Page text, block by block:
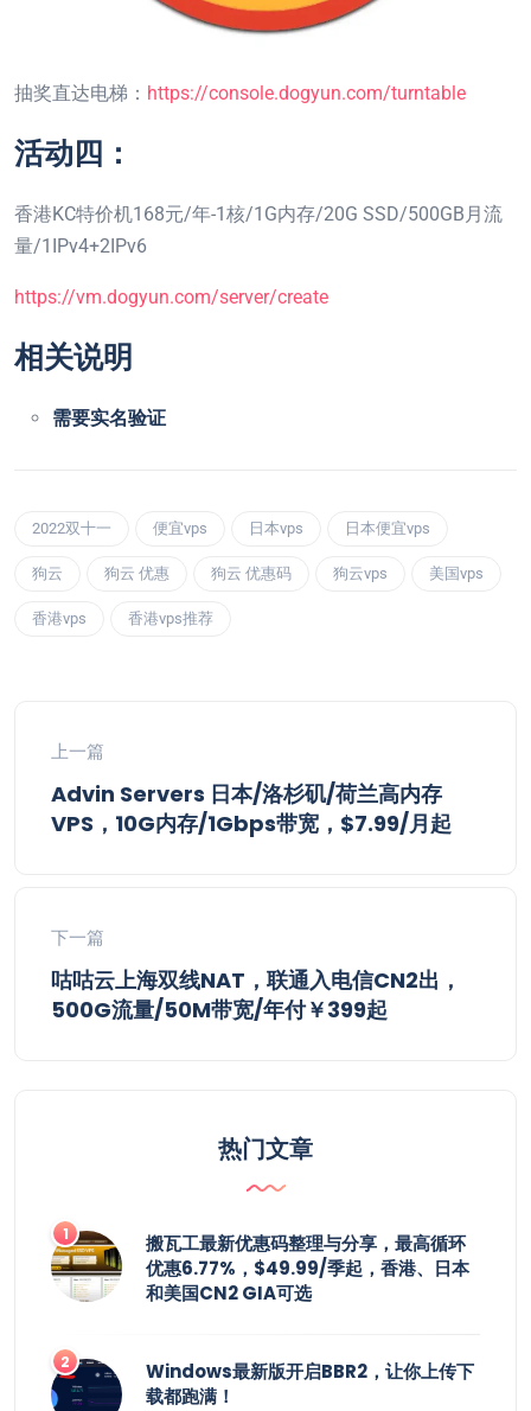
抽奖直达电梯： https://console.dogyun.com/turntable
活动四：
香港KC特价机168元/年-1核/1G内存/20G SSD/500GB月流
量/1IPv4+2IPv6
https://vm.dogyun.com/server/create
相关说明
需要实名验证
2022双十一 便宜vps 日本vps 日本便宜vps
狗云 狗云 优惠 狗云 优惠码 狗云vps 美国vps
香港vps 香港vps推荐
上一篇
Advin Servers 日本/洛杉矶/荷兰高内存
VPS，10G内存/1Gbps带宽，$7.99/月起
下一篇
咕咕云上海双线NAT，联通入电信CN2出，
500G流量/50M带宽/年付￥399起
热门文章
搬瓦工最新优惠码整理与分享，最高循环
优惠6.77%，$49.99/季起，香港、日本
和美国CN2 GIA可选
Windows最新版开启BBR2，让你上传下
载都跑满！